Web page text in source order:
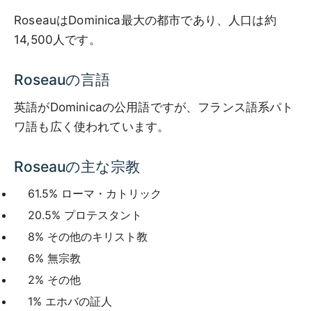
RoseauはDominica最大の都市であり、人口は約
14,500人です。
Roseauの言語
英語がDominicaの公用語ですが、フランス語系パト
ワ語も広く使われています。
Roseauの主な宗教
61.5% ローマ・カトリック
20.5% プロテスタント
8% その他のキリスト教
6% 無宗教
2% その他
1% エホバの証人